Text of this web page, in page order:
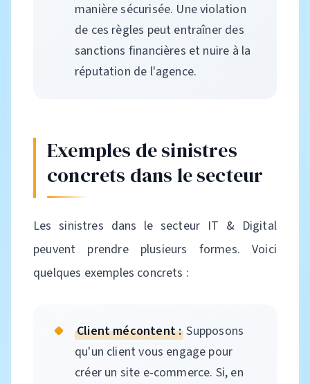
manière sécurisée. Une violation
de ces règles peut entraîner des
sanctions financières et nuire à la
réputation de l'agence.
Exemples de sinistres
concrets dans le secteur
Les sinistres dans le secteur IT & Digital
peuvent prendre plusieurs formes. Voici
quelques exemples concrets :
Client mécontent : Supposons
qu'un client vous engage pour
créer un site e-commerce. Si, en